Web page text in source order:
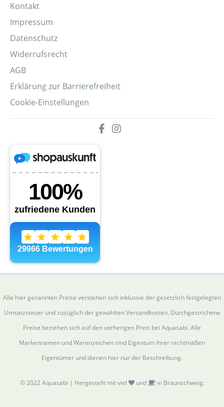
Kontakt
Impressum
Datenschutz
Widerrufsrecht
AGB
Erklärung zur Barrierefreiheit
Cookie-Einstellungen
Alle hier genannten Preise verstehen sich inklusive der gesetzlich festgelegten
Umsatzsteuer und zuzüglich der gewählten Versandkosten. Durchgestrichene
Preise beziehen sich auf den vorherigen Preis bei Aquasabi. Alle
Markennamen und Warenzeichen sind Eigentum ihrer rechtmäßen
Eigentümer und dienen hier nur der Beschreibung.
© 2022 Aquasabi | Hergestellt mit viel und in Braunschweig.